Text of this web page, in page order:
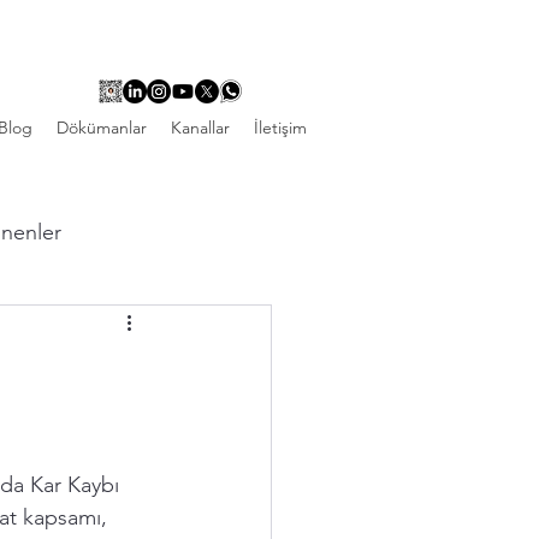
Dökümanlar Kanallar İletişim
Kar Kaybı
kapsamı,